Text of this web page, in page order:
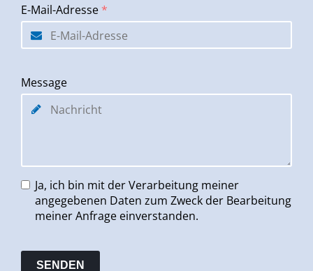
E-Mail-Adresse *
Message
Ja, ich bin mit der Verarbeitung meiner
angegebenen Daten zum Zweck der Bearbeitung
meiner Anfrage einverstanden.